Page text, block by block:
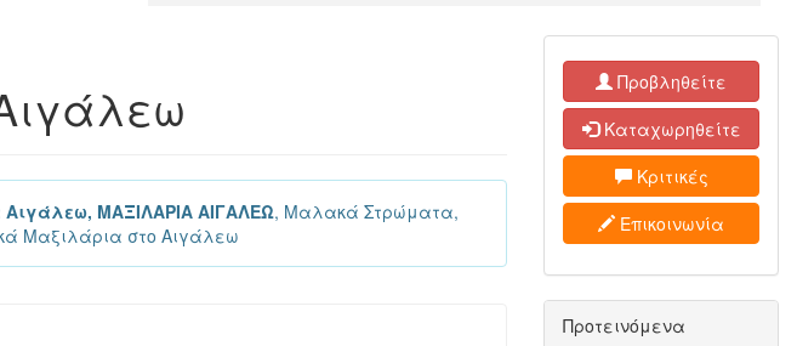
ΜΑΞΙΛΑΡΙΑ ΑΙΓΑΛΕΩ, Μαλακά Στρώματα,
Μαξιλάρια στο Αιγάλεω
Προβληθείτε
Καταχωρηθείτε
Κριτικές
Επικοινωνία
Προτεινόμενα